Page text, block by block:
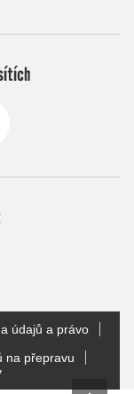
údajů a právo
na přepravu